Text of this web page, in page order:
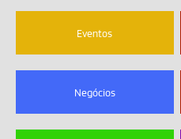
Eventos
Negócios